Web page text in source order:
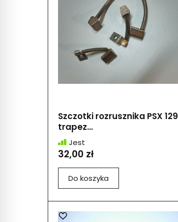
Szczotki rozrusznika PSX 129
trapez...
Jest
32,00 zł
Do koszyka